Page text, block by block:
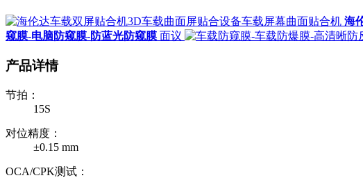
海
窥膜-电脑防窥膜-防蓝光防窥膜 面议
产品详情
节拍：
15S
对位精度：
±0.15 mm
OCA/CPK测试：